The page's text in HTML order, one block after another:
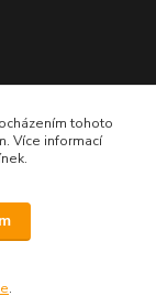
vyhradené..
tohoto
Více informací
.